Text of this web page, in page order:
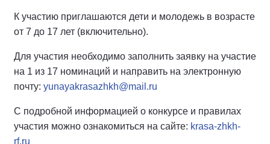
К участию приглашаются дети и молодежь в возрасте
от 7 до 17 лет (включительно).
Для участия необходимо заполнить заявку на участие
на 1 из 17 номинаций и направить на электронную
почту: yunayakrasazhkh@mail.ru
С подробной информацией о конкурсе и правилах
участия можно ознакомиться на сайте: krasa-zhkh-
rf.ru